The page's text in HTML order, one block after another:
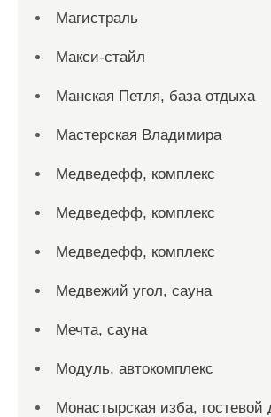
Магистраль
Макси-стайл
Манская Петля, база отдыха
Мастерская Владимира
Медведефф, комплекс
Медведефф, комплекс
Медведефф, комплекс
Медвежий угол, сауна
Мечта, сауна
Модуль, автокомплекс
Монастырская изба, гостевой